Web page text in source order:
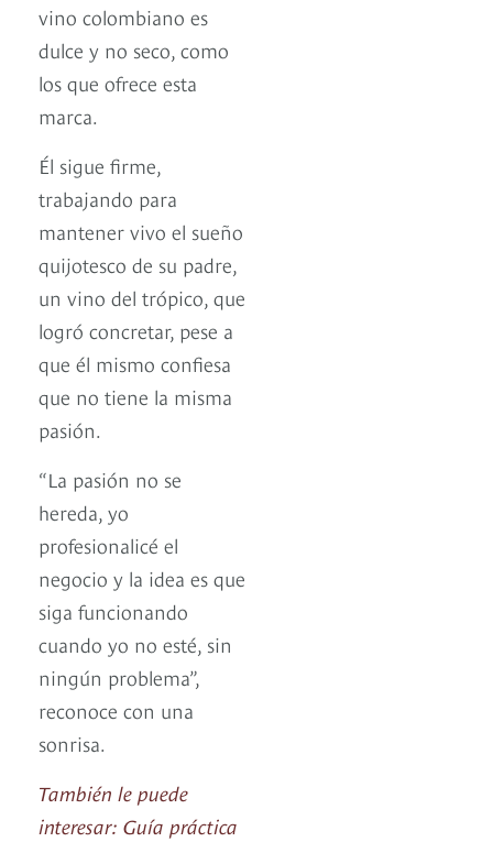
vino colombiano es
dulce y no seco, como
los que ofrece esta
marca.
Él sigue firme,
trabajando para
mantener vivo el sueño
quijotesco de su padre,
un vino del trópico, que
logró concretar, pese a
que él mismo confiesa
que no tiene la misma
pasión.
“La pasión no se
hereda, yo
profesionalicé el
negocio y la idea es que
siga funcionando
cuando yo no esté, sin
ningún problema”,
reconoce con una
sonrisa.
También le puede
interesar: Guía práctica